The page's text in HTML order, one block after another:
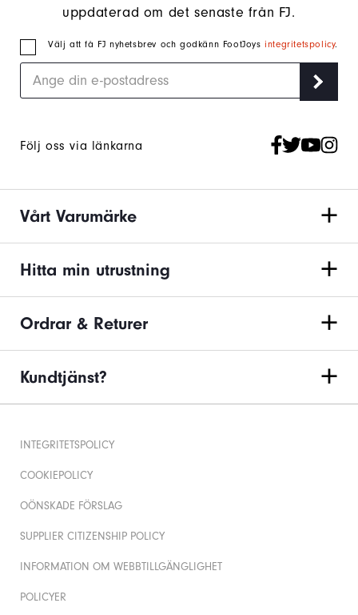
uppdaterad om det senaste från FJ.
Välj att få FJ nyhetsbrev och godkänn FootJoysintegritetspolicy.
Följ oss via länkarna
Vårt Varumärke
Hitta min utrustning
Ordrar & Returer
Kundtjänst?
INTEGRITETSPOLICY
COOKIEPOLICY
OÖNSKADE FÖRSLAG
SUPPLIER CITIZENSHIP POLICY
INFORMATION OM WEBBTILLGÄNGLIGHET
POLICYER